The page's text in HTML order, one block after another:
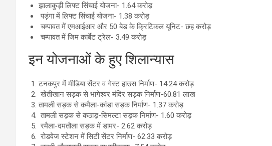
झालाकुड़ी लिफ्ट सिंचाई योजना- 1.64 करोड़
पड़ंगा में लिफ्ट सिंचाई योजना- 1.38 करोड़
चम्पावत में एमआईआर और 50 बेड के क्रिटिकल यूनिट- छह करोड़
चम्पावत में जिम कार्बेट ट्रेल- 3.49 करोड़
इन योजनाओं के हुए शिलान्यास
टनकपुर में मीडिया सेंटर व गेस्ट हाउस निर्माण- 14.24 करोड़
खेतीखान सड़क से भागेश्वर मंदिर सड़क निर्माण-60.81 लाख
तामली सड़क से कमैला-कांडा सड़क निर्माण- 1.37 करोड़
तामली सड़क से कठाड़-सिमल्टा सड़क निर्माण- 1.60 करोड़
रमैला-दमतौला सड़क में डामर- 2.62 करोड़
रोडवेज स्टेशन में सिटी सेंटर निर्माण- 62.33 करोड़